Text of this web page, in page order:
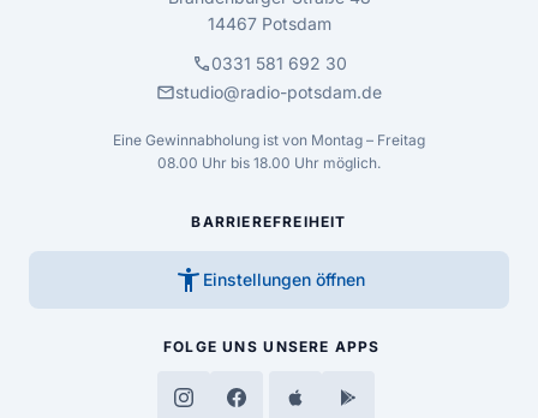
14467 Potsdam
call0331 581 692 30
mailstudio@radio-potsdam.de
Eine Gewinnabholung ist von Montag – Freitag
08.00 Uhr bis 18.00 Uhr möglich.
BARRIEREFREIHEIT
accessibility_new Einstellungen öffnen
FOLGE UNS UNSERE APPS